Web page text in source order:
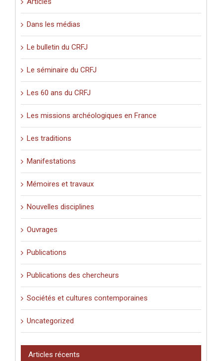
Dans les médias
Le bulletin du CRFJ
Le séminaire du CRFJ
Les 60 ans du CRFJ
Les missions archéologiques en France
Les traditions
Manifestations
Mémoires et travaux
Nouvelles disciplines
Ouvrages
Publications
Publications des chercheurs
Sociétés et cultures contemporaines
Uncategorized
Articles récents